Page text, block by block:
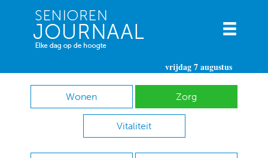
vrijdag 7 augustus
Wonen Zorg
Vitaliteit